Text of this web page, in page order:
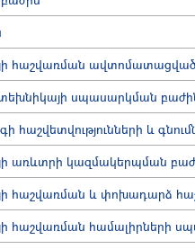
հաշվառման
սպասարկման
հաշվետվությունների և
առևտրի կազմակերպման
հաշվառման և փոխադարձ
հաշվառման համալիրների